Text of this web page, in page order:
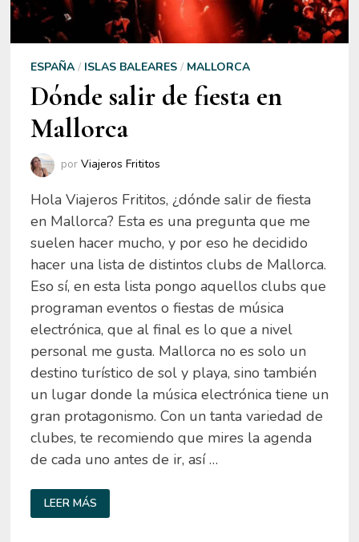
ESPAÑA/ ISLAS BALEARES/ MALLORCA
Dónde salir de fiesta en
Mallorca
por Viajeros Frititos
Hola Viajeros Frititos, ¿dónde salir de fiesta
en Mallorca? Esta es una pregunta que me
suelen hacer mucho, y por eso he decidido
hacer una lista de distintos clubs de Mallorca.
Eso sí, en esta lista pongo aquellos clubs que
programan eventos o fiestas de música
electrónica, que al final es lo que a nivel
personal me gusta. Mallorca no es solo un
destino turístico de sol y playa, sino también
un lugar donde la música electrónica tiene un
gran protagonismo. Con un tanta variedad de
clubes, te recomiendo que mires la agenda
de cada uno antes de ir, así …
DÓNDE
SALIR
DE
LEER MÁS